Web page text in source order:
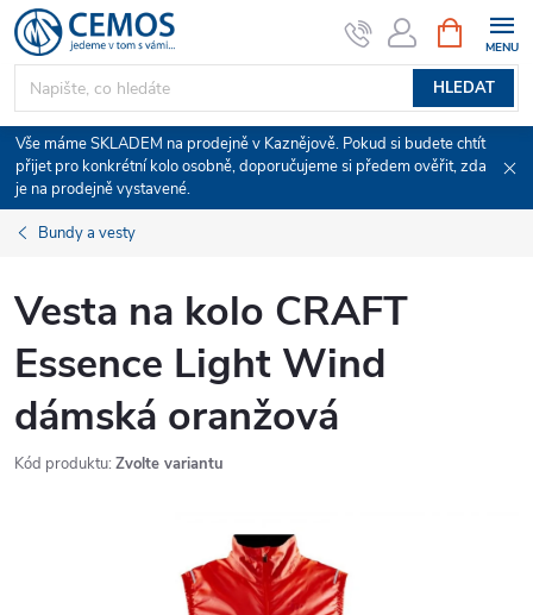
Přejít
na
obsah
HLEDAT
NÁKUPNÍ
KOŠÍK
Vše máme SKLADEM na prodejně v Kaznějově. Pokud si budete chtít
přijet pro konkrétní kolo osobně, doporučujeme si předem ověřit, zda
je na prodejně vystavené.
Bundy a vesty
Vesta na kolo CRAFT
Essence Light Wind
dámská oranžová
Kód produktu: Zvolte variantu